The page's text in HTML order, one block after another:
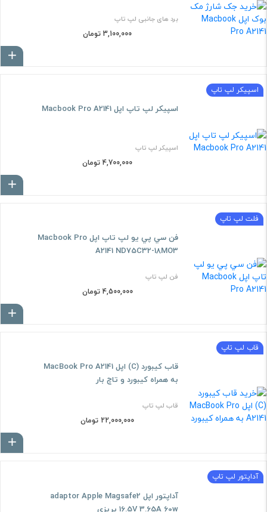
برد های جانبی لپ تاپ
3,100,000 تومان
اسپیکر لپ تاپ
اسپيکر لپ تاپ اپل Macbook Pro A2141
اسپیکر لپ تاپ
4,700,000 تومان
فلت لپ تاپ
فن سي پي يو لپ تاپ اپل Macbook Pro
A2141 ND75C32-18MO3
فن لپ تاپ
4,500,000 تومان
قاب لپ تاپ
قاب کيبورد (C) اپل MacBook Pro A2141
به همراه کيبورد و تاچ بار
قاب لپ تاپ
22,000,000 تومان
آداپتور لپ تاپ
آداپتور اپل adaptor Apple Magsafe2
16.5V 3.65A 60w پريزي